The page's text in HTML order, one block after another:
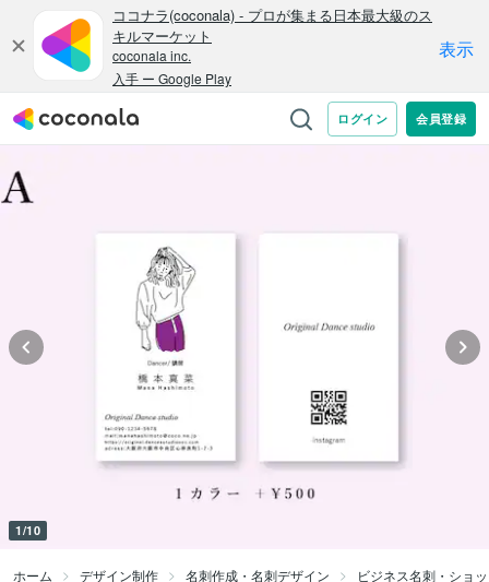
1/10
ホーム デザイン制作 名刺作成・名刺デザイン ビジネス名刺・ショ